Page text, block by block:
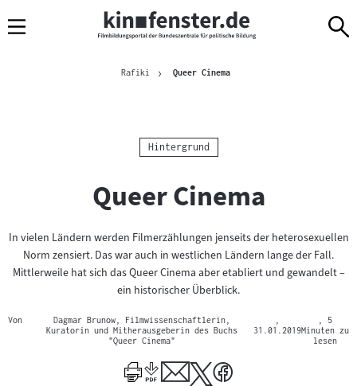
Navigation
zum
zur
Brotkrümelnavigation
Rafiki Queer CinemaAktuelle Seite
Kategorie:
Hintergrund
Queer Cinema
In vielen Ländern werden Filmerzählungen jenseits der heterosexuellen
Norm zensiert. Das war auch in westlichen Ländern lange der Fall.
Mittlerweile hat sich das Queer Cinema aber etabliert und gewandelt –
ein historischer Überblick.
Von
Dagmar Brunow, Filmwissenschaftlerin,
Kuratorin und Mitherausgeberin des Buchs
"Queer Cinema"
31.01.2019
, 5
Minuten zu
lesen